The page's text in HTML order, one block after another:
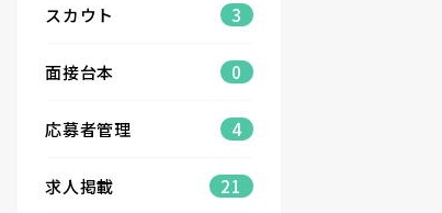
スカウト 3
面接台本 0
応募者管理 4
求人掲載 21